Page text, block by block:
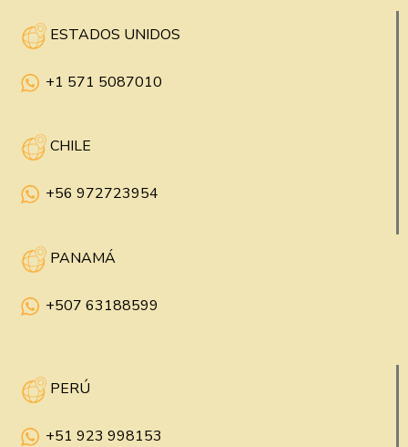
ESTADOS UNIDOS
+1 571 5087010
CHILE
+56 972723954
PANAMÁ
+507 63188599
PERÚ
+51 923 998153